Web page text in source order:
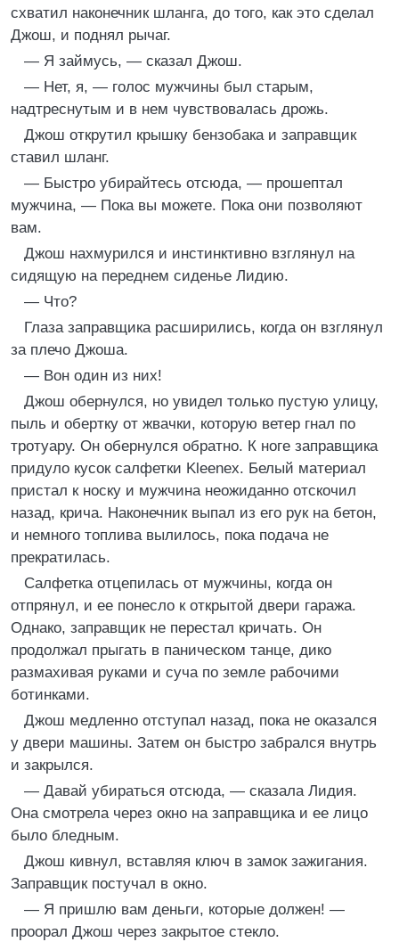
схватил наконечник шланга, до того, как это сделал
Джош, и поднял рычаг.
— Я займусь, — сказал Джош.
— Нет, я, — голос мужчины был старым,
надтреснутым и в нем чувствовалась дрожь.
Джош открутил крышку бензобака и заправщик
ставил шланг.
— Быстро убирайтесь отсюда, — прошептал
мужчина, — Пока вы можете. Пока они позволяют
вам.
Джош нахмурился и инстинктивно взглянул на
сидящую на переднем сиденье Лидию.
— Что?
Глаза заправщика расширились, когда он взглянул
за плечо Джоша.
— Вон один из них!
Джош обернулся, но увидел только пустую улицу,
пыль и обертку от жвачки, которую ветер гнал по
тротуару. Он обернулся обратно. К ноге заправщика
придуло кусок салфетки Kleenex. Белый материал
пристал к носку и мужчина неожиданно отскочил
назад, крича. Наконечник выпал из его рук на бетон,
и немного топлива вылилось, пока подача не
прекратилась.
Салфетка отцепилась от мужчины, когда он
отпрянул, и ее понесло к открытой двери гаража.
Однако, заправщик не перестал кричать. Он
продолжал прыгать в паническом танце, дико
размахивая руками и суча по земле рабочими
ботинками.
Джош медленно отступал назад, пока не оказался
у двери машины. Затем он быстро забрался внутрь
и закрылся.
— Давай убираться отсюда, — сказала Лидия.
Она смотрела через окно на заправщика и ее лицо
было бледным.
Джош кивнул, вставляя ключ в замок зажигания.
Заправщик постучал в окно.
— Я пришлю вам деньги, которые должен! —
проорал Джош через закрытое стекло.